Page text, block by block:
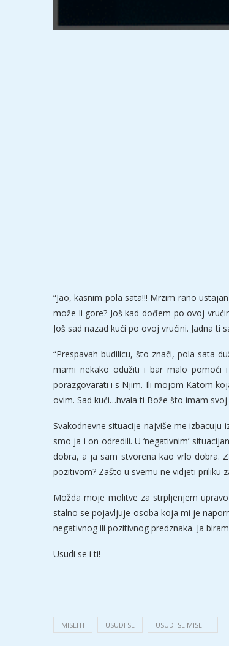
“Jao, kasnim pola sata!!! Mrzim rano
može li gore? Još kad dođem po ovoj
Još sad nazad kući po ovoj vrućini. Jadna ti
“Prespavah budilicu, što znači, pola sata
mami nekako odužiti i bar malo pomoći
porazgovarati i s Njim. Ili mojom Katom
ovim. Sad kući…hvala ti Bože što imam svoj
Svakodnevne situacije najviše me
smo ja i on odredili. U ‘negativnim’
dobra, a ja sam stvorena kao vrlo dobra.
pozitivom? Zašto u svemu ne vidjeti priliku
Možda moje molitve za strpljenjem
stalno se pojavljuje osoba koja mi je
negativnog ili pozitivnog predznaka. Ja
Usudi se i ti!
MISLITI USUDI SE USUDI SE MISLITI